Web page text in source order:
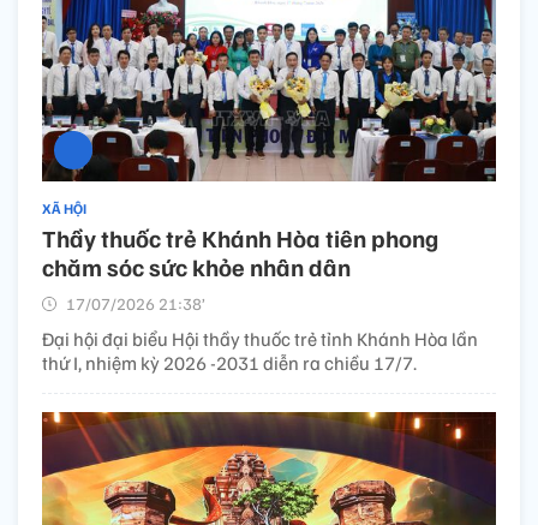
XÃ HỘI
Thầy thuốc trẻ Khánh Hòa tiên phong
chăm sóc sức khỏe nhân dân
17/07/2026 21:38’
Đại hội đại biểu Hội thầy thuốc trẻ tỉnh Khánh Hòa lần
thứ I, nhiệm kỳ 2026 -2031 diễn ra chiều 17/7.